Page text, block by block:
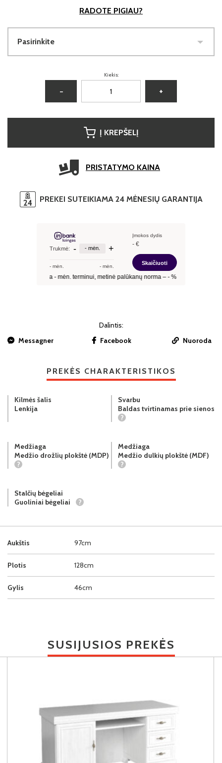
RADOTE PIGIAU?
Pasirinkite
Kiekis:
− +
Į KREPŠELĮ
PRISTATYMO KAINA
PREKEI SUTEIKIAMA 24 MĖNESIŲ GARANTIJA
Dalintis:
Messagner
Facebook Nuoroda
PREKĖS CHARAKTERISTIKOS
Aukštis 97cm
Plotis 128cm
Gylis 46cm
Kilmės šalis
Lenkija
Svarbu
Baldas tvirtinamas prie sienos
?
Medžiaga
Medžio drožlių plokštė (MDP)
?
Medžiaga
Medžio dulkių plokštė (MDF)
?
Stalčių bėgeliai
Guoliniai bėgeliai
?
SUSIJUSIOS PREKĖS